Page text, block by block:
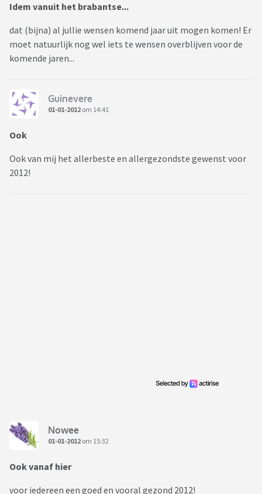
Idem vanuit het brabantse...
dat (bijna) al jullie wensen komend jaar uit mogen komen! Er
moet natuurlijk nog wel iets te wensen overblijven voor de
komende jaren...
Guinevere
01-01-2012 om 14:41
Ook
Ook van mij het allerbeste en allergezondste gewenst voor
2012!
Nowee
01-01-2012 om 15:32
Ook vanaf hier
voor iedereen een goed en vooral gezond 2012!